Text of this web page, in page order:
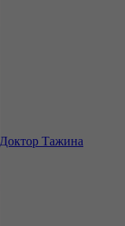
Доктор Тажина